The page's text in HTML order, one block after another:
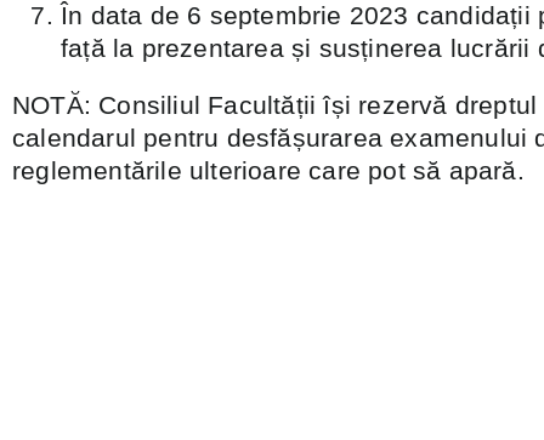
În data de 6 septembrie 2023 candidații
față la prezentarea și susținerea lucrării
NOTĂ: Consiliul Facultății își rezervă
calendarul pentru desfășurarea examenului
reglementările ulterioare care pot să apară.